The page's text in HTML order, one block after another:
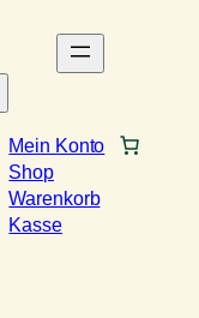
Mein Konto
Shop
Warenkorb
Kasse